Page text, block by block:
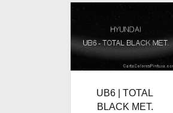
UB6 | TOTAL
BLACK MET.